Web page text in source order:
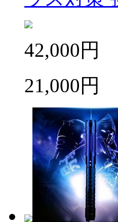
42,000円
21,000円